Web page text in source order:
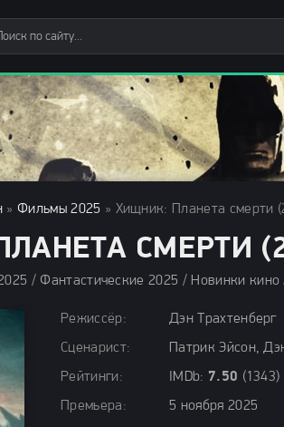
» Фильмы 2025 » Хищник: Планета смерти
СМЕРТИ
Режиссёр:
Дэн Трахтенберг
Сценарист:
Патрик Эйсон,
Рейтинги:
IMDb: 7.50 (1343)
Премьера:
5 ноября 2025